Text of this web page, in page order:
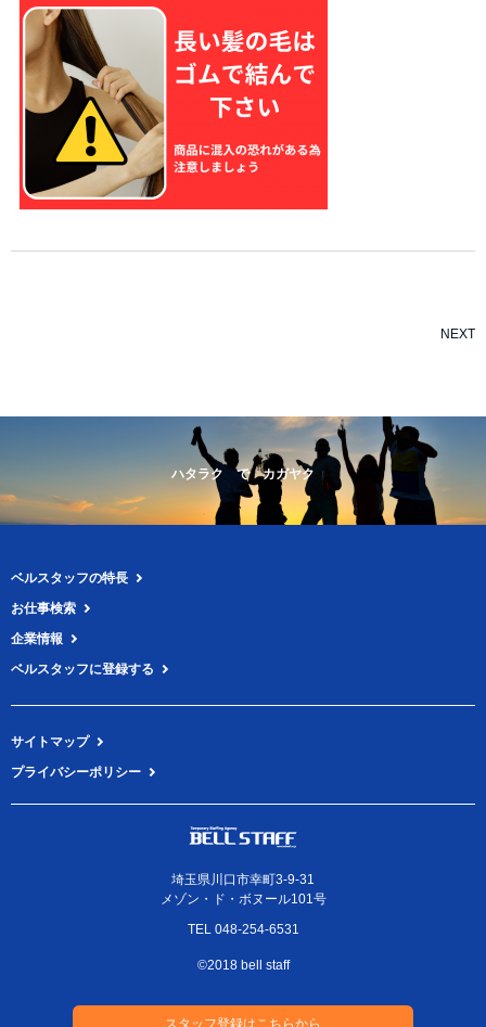
NEXT
ハタラク で カガヤク
ベルスタッフの特長
お仕事検索
企業情報
ベルスタッフに登録する
サイトマップ
プライバシーポリシー
埼玉県川口市幸町3-9-31
メゾン・ド・ボヌール101号
TEL 048-254-6531
©2018 bell staff
スタッフ登録はこちらから